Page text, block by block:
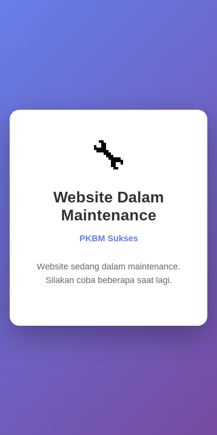
🔧
Website Dalam
Maintenance
PKBM Sukses
Website sedang dalam maintenance.
Silakan coba beberapa saat lagi.